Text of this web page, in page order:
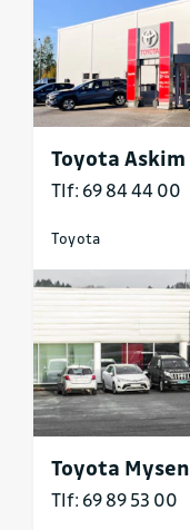
Toyota Askim
Tlf: 69 84 44 00
Toyota
Toyota Mysen
Tlf: 69 89 53 00